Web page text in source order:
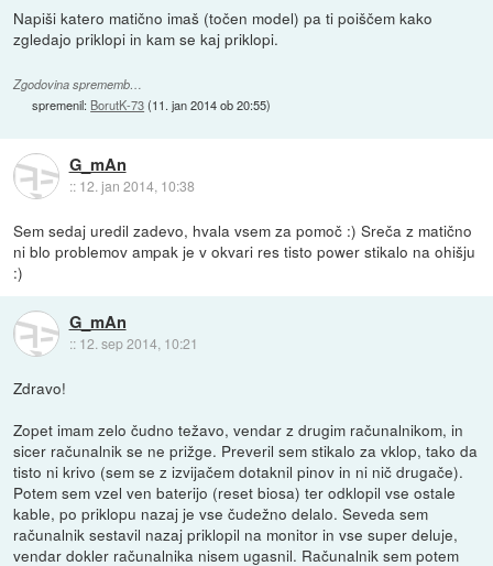
Napiši katero matično imaš (točen model) pa ti poiščem kako
zgledajo priklopi in kam se kaj priklopi.
Zgodovina sprememb…
spremenil: BorutK-73(11. jan 2014 ob 20:55)
G_mAn
:: 12. jan 2014, 10:38
Sem sedaj uredil zadevo, hvala vsem za pomoč :) Sreča z matično
ni blo problemov ampak je v okvari res tisto power stikalo na ohišju
:)
G_mAn
:: 12. sep 2014, 10:21
Zdravo!
Zopet imam zelo čudno težavo, vendar z drugim računalnikom, in
sicer računalnik se ne prižge. Preveril sem stikalo za vklop, tako da
tisto ni krivo (sem se z izvijačem dotaknil pinov in ni nič drugače).
Potem sem vzel ven baterijo (reset biosa) ter odklopil vse ostale
kable, po priklopu nazaj je vse čudežno delalo. Seveda sem
računalnik sestavil nazaj priklopil na monitor in vse super deluje,
vendar dokler računalnika nisem ugasnil. Računalnik sem potem